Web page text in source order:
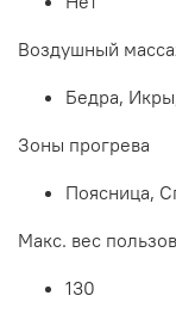
Воздушный
Бедра,
Зоны прогрева
Поясница,
Макс. вес
130